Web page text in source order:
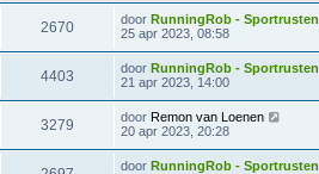
2670 door RunningRob - Sportrusten
25 apr 2023, 08:58
4403 door RunningRob - Sportrusten
21 apr 2023, 14:00
3279 door Remon van Loenen
20 apr 2023, 20:28
door RunningRob - Sportrusten